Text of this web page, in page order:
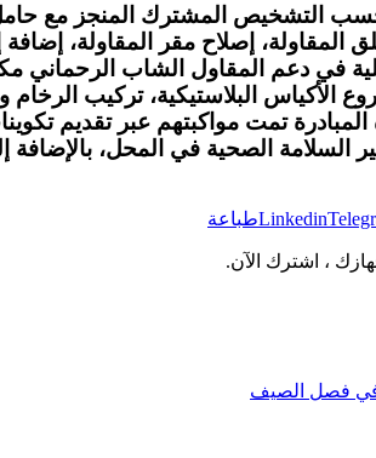
المشترك المنجز مع حامل
إصلاح مقر المقاولة،
الشاب الرحماني مكنت من خلق 30 منصب عمل قار مباشر منها
البلاستيكية، تركيب الرخام و
السلامة الصحية في المحل، بالإضافة
Linkedinطباعة
، اشترك الآن.